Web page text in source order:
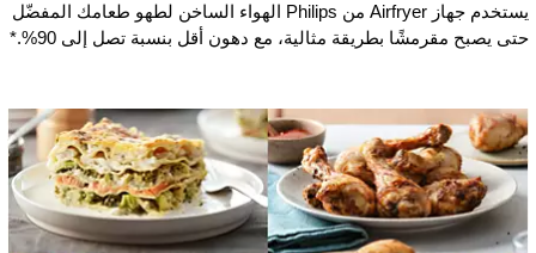
يستخدم جهاز Airfryer من Philips الهواء الساخن لطهو طعامك المفضّل
حتى يصبح مقرمشًا بطريقة مثالية، مع دهون أقل بنسبة تصل إلى 90%.*